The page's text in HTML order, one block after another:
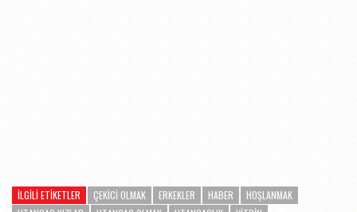
İLGILI ETIKETLER ÇEKICI OLMAK ERKEKLER HABER
HOŞLANMAK